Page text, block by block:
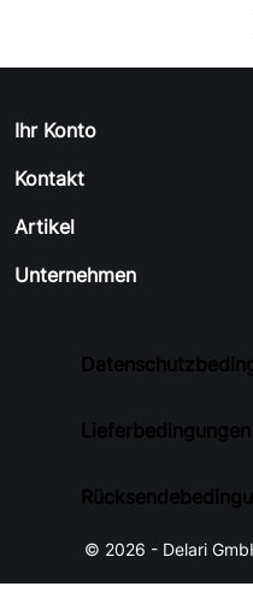
Ihr Konto
Kontakt
Artikel
Unternehmen
Lieferbedingungen
© 2026 - Delari